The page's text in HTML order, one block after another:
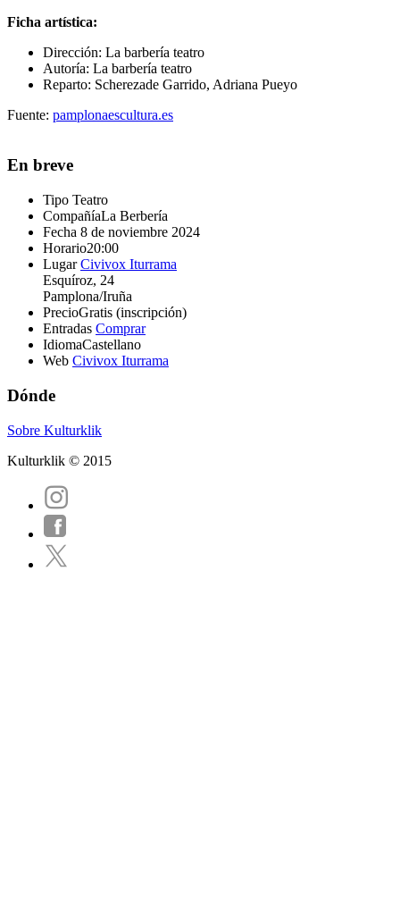
Ficha artística:
Dirección: La barbería teatro
Autoría: La barbería teatro
Reparto: Scherezade Garrido, Adriana Pueyo
Fuente: pamplonaescultura.es
En breve
Tipo Teatro
CompañíaLa Berbería
Fecha 8 de noviembre 2024
Horario20:00
Lugar Civivox Iturrama
Esquíroz, 24
Pamplona/Iruña
PrecioGratis (inscripción)
Entradas Comprar
IdiomaCastellano
Web Civivox Iturrama
Dónde
Sobre Kulturklik
Kulturklik © 2015